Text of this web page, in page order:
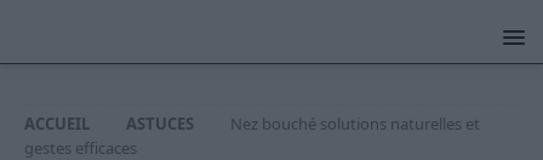
ACCUEIL ASTUCES
Nez bouché solutions naturelles et
gestes efficaces